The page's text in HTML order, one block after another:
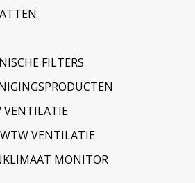
FILTERS
VENTILATIE
VENTILATIE
MONITOR